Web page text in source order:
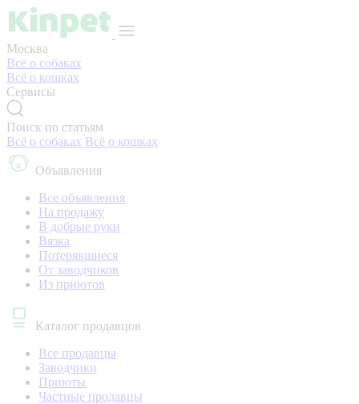
Москва
Всё о собаках
Всё о кошках
Сервисы
Поиск по статьям
Всё о собаках Всё о кошках
Объявления
Все объявления
На продажу
В добрые руки
Вязка
Потерявшиеся
От заводчиков
Из приютов
Каталог продавцов
Все продавцы
Заводчики
Приюты
Частные продавцы